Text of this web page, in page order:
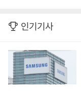
인기기사